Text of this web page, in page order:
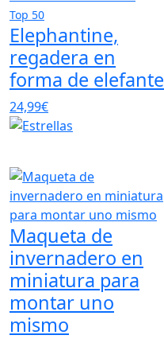
Top 50
Elephantine,
regadera en
forma de elefante
24,99€
Maqueta de
invernadero en
miniatura para
montar uno
mismo